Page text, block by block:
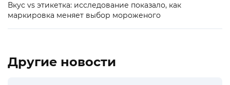
Вкус vs этикетка: исследование показало, как
маркировка меняет выбор мороженого
Другие новости